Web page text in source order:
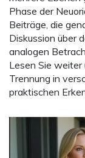
Phase der
Beiträge, die
Diskussion über
analogen
Lesen Sie weiter
Trennung in
praktischen